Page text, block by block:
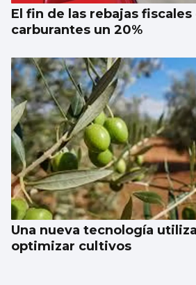
El fin de las rebajas fiscales
carburantes un 20%
Una nueva tecnología
optimizar cultivos